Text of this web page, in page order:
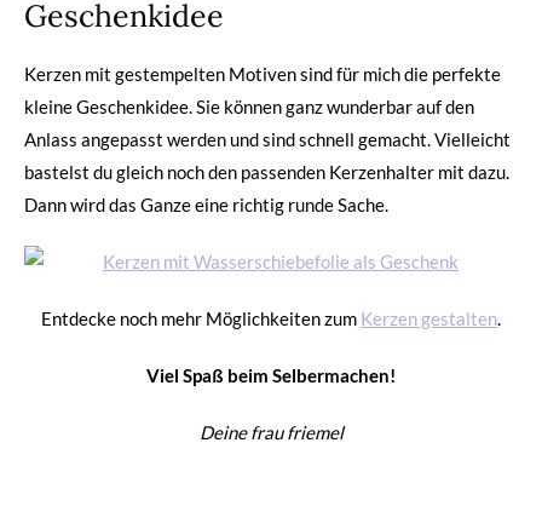
Geschenkidee
Kerzen mit gestempelten Motiven sind für mich die perfekte
kleine Geschenkidee. Sie können ganz wunderbar auf den
Anlass angepasst werden und sind schnell gemacht. Vielleicht
bastelst du gleich noch den passenden Kerzenhalter mit dazu.
Dann wird das Ganze eine richtig runde Sache.
Entdecke noch mehr Möglichkeiten zum Kerzen gestalten.
Viel Spaß beim Selbermachen!
Deine frau friemel